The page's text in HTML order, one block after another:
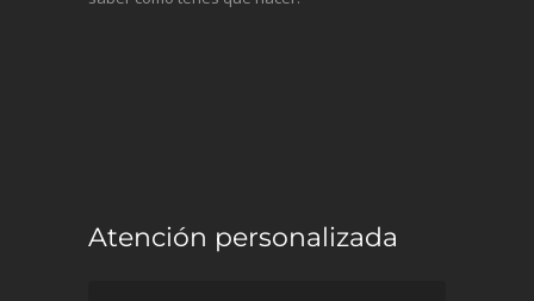
Atención personalizada